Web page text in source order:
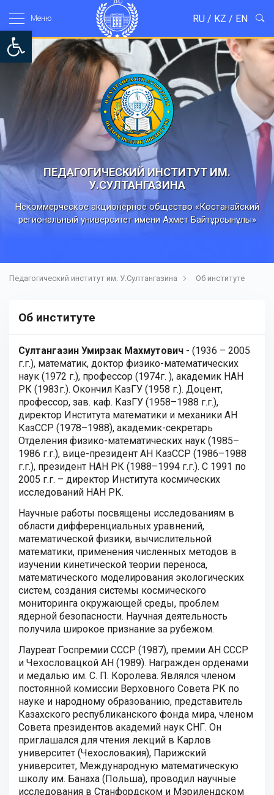
Open toolbar
Mеню RU / KZ / EN
ПЕДАГОГИЧЕСКИЙ ИНСТИТУТ ИМ.
У.СУЛТАНГАЗИНА
Некоммерческое акционерное общество «Костанайский
региональный университет имени Ахмет Байтұрсынұлы»
Педагогический институт им. У.Султангазина Об институте
Об институте
Султангазин Умирзак Махмутович - (1936 – 2005
г.г.), математик, доктор физико-математических
наук (1972 г.), профессор (1974г. ), академик НАН
РК (1983г.). Окончил КазГУ (1958 г.). Доцент,
профессор, зав. каф. КазГУ (1958–1988 г.г.),
директор Института математики и механики АН
КазССР (1978–1988), академик-секретарь
Отделения физико-математических наук (1985–
1986 г.г.), вице-президент АН КазССР (1986–1988
г.г.), президент НАН РК (1988–1994 г.г.). С 1991 по
2005 г.г. – директор Института космических
исследований НАН РК.
Научные работы посвящены исследованиям в
области дифференциальных уравнений,
математической физики, вычислительной
математики, применения численных методов в
изучении кинетической теории переноса,
математического моделирования экологических
систем, создания системы космического
мониторинга окружающей среды, проблем
ядерной безопасности. Научная деятельность
получила широкое признание за рубежом.
Лауреат Госпремии СССР (1987), премии АН СССР
и Чехословацкой АН (1989). Награжден орденами
и медалью им. С. П. Королева. Являлся членом
постоянной комиссии Верховного Совета РК по
науке и народному образованию, представитель
Казахского республиканского фонда мира, членом
Совета президентов академий наук СНГ. Он
приглашался для чтения лекций в Карлов
университет (Чехословакия), Парижский
университет, Международную математическую
школу им. Банаха (Польша), проводил научные
исследования в Станфордском и Мэрилендскoм